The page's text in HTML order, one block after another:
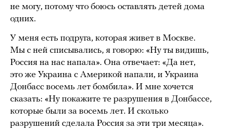
не могу, потому что боюсь оставлять детей дома
одних.
У меня есть подруга, которая живет в Москве.
Мы с ней списывались, я говорю: «Ну ты видишь,
Россия на нас напала». Она отвечает: «Да нет,
это же Украина с Америкой напали, и Украина
Донбасс восемь лет бомбила». И мне хочется
сказать: «Ну покажите те разрушения в Донбассе,
которые были за восемь лет. И сколько
разрушений сделала Россия за эти три месяца».